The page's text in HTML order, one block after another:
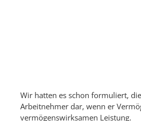
Wir hatten es schon formuliert,
Arbeitnehmer dar, wenn er
vermögenswirksamen Leistung.